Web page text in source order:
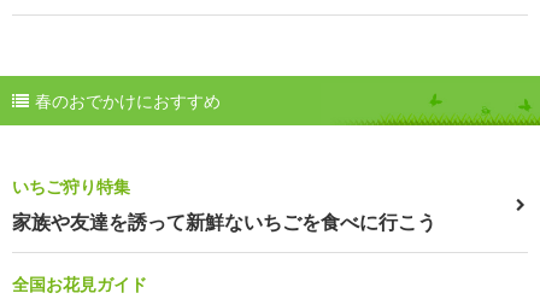
春のおでかけにおすすめ
いちご狩り特集
家族や友達を誘って新鮮ないちごを食べに行こう
全国お花見ガイド